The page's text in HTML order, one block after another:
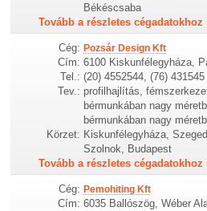
Békéscsaba
Tovább a részletes cégadatokhoz
Cég: Pozsár Design Kft
Cím: 6100 Kiskunfélegyháza,
Tel.: (20) 4552544, (76) 431545
Tev.: profilhajlítás,
bérmunkában nagy
bérmunkában nagy
Körzet: Kiskunfélegyháza,
Szolnok, Budapest
Tovább a részletes cégadatokhoz
Cég: Pemohiting Kft
Cím: 6035 Ballószög, Wéber